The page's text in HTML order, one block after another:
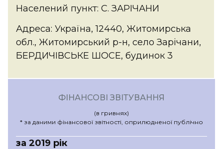
Населений пункт: С. ЗАРІЧАНИ
Адреса: Україна, 12440, Житомирська
обл., Житомирський р-н, село Зарічани,
БЕРДИЧІВСЬКЕ ШОСЕ, будинок 3
ФІНАНСОВІ ЗВІТУВАННЯ
(в гривнях)
* за даними фінансової звітності, оприлюдненої публічно
за 2019 рік